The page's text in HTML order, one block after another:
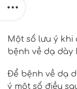
Một số lưu ý
bệnh về dạ dày
Để bệnh về dạ
ý một số điều